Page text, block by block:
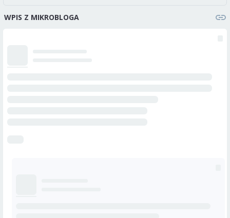
WPIS Z MIKROBLOGA